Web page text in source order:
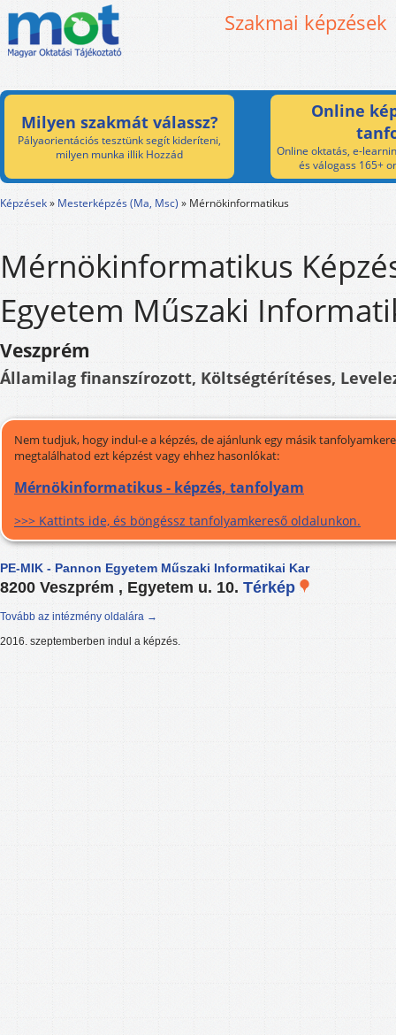
Szakmai képzések
Milyen szakmát válassz?
Pályaorientációs tesztünk segít kideríteni,
milyen munka illik Hozzád
Online
Online oktatás, e-
és válogass 165+
Képzések» Mesterképzés (Ma, Msc) » Mérnökinformatikus
Mérnökinformatikus
Egyetem Műszaki
Veszprém
Államilag finanszírozott, Költségtérítéses,
Nem tudjuk, hogy indul-e a képzés, de ajánlunk egy másik
megtalálhatod ezt képzést vagy ehhez hasonlókat:
Mérnökinformatikus - képzés, tanfolyam
>>> Kattints ide, és böngéssz tanfolyamkereső oldalunkon.
PE-MIK - Pannon Egyetem Műszaki Informatikai Kar
8200 Veszprém , Egyetem u. 10. Térkép
Tovább az intézmény oldalára →
2016. szeptemberben indul a képzés.